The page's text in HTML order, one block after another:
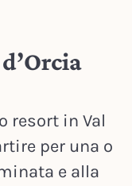
resort in Val
per una o
e alla